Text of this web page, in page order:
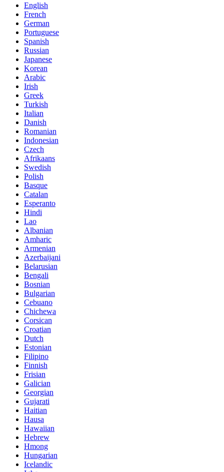
English
French
German
Portuguese
Spanish
Russian
Japanese
Korean
Arabic
Irish
Greek
Turkish
Italian
Danish
Romanian
Indonesian
Czech
Afrikaans
Swedish
Polish
Basque
Catalan
Esperanto
Hindi
Lao
Albanian
Amharic
Armenian
Azerbaijani
Belarusian
Bengali
Bosnian
Bulgarian
Cebuano
Chichewa
Corsican
Croatian
Dutch
Estonian
Filipino
Finnish
Frisian
Galician
Georgian
Gujarati
Haitian
Hausa
Hawaiian
Hebrew
Hmong
Hungarian
Icelandic